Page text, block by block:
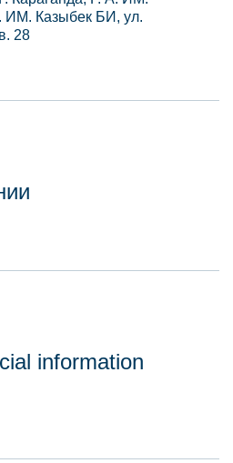
ИМ. Казыбек БИ, ул.
28
information